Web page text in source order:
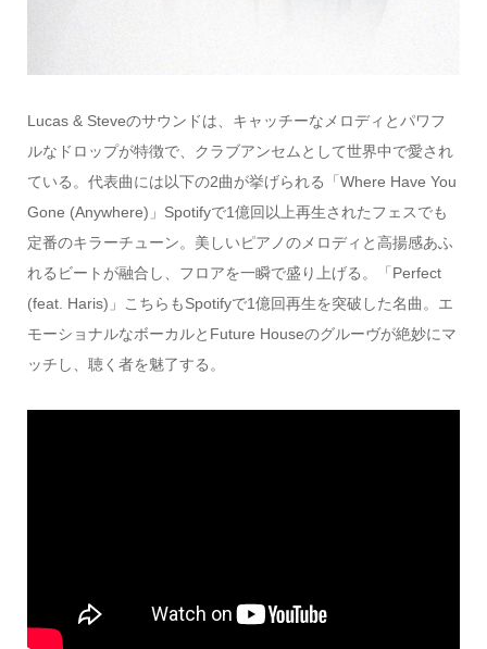
Lucas & Steveのサウンドは、キャッチーなメロディとパワフ
ルなドロップが特徴で、クラブアンセムとして世界中で愛され
ている。代表曲には以下の2曲が挙げられる「Where Have You
Gone (Anywhere)」Spotifyで1億回以上再生されたフェスでも
定番のキラーチューン。美しいピアノのメロディと高揚感あふ
れるビートが融合し、フロアを一瞬で盛り上げる。「Perfect
(feat. Haris)」こちらもSpotifyで1億回再生を突破した名曲。エ
モーショナルなボーカルとFuture Houseのグルーヴが絶妙にマ
ッチし、聴く者を魅了する。